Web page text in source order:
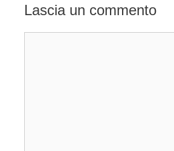
Lascia un commento